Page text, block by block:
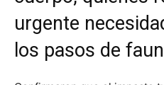
urgente
los pasos de